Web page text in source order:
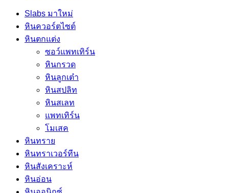
Slabs มาใหม่
หินควอร์ตไซต์
หินตกแต่ง
ซอว์แพทเทิร์น
หินกรวด
หินลูกเต๋า
หินสปลิท
หินสเลท
แพทเทิร์น
โมเสค
หินทราย
หินทราเวอร์ทีน
หินสังเคราะห์
หินอ่อน